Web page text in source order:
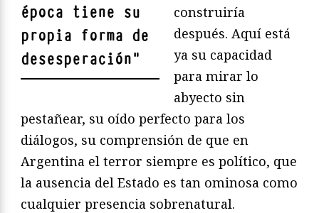
época tiene su
propia forma de
desesperación"
construiría
después. Aquí está
ya su capacidad
para mirar lo
abyecto sin
pestañear, su oído perfecto para los
diálogos, su comprensión de que en
Argentina el terror siempre es político, que
la ausencia del Estado es tan ominosa como
cualquier presencia sobrenatural.